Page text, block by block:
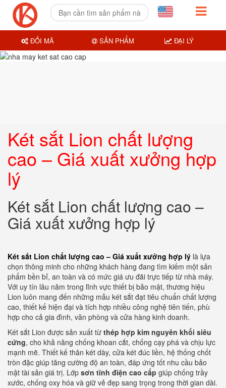
Két sắt Lion chất lượng
cao – Giá xuất xưởng hợp
lý
Két sắt Lion chất lượng cao –
Giá xuất xưởng hợp lý
Két sắt Lion chất lượng cao – Giá xuất xưởng hợp lý là lựa
chọn thông minh cho những khách hàng đang tìm kiếm một sản
phẩm bền bỉ, an toàn và có mức giá ưu đãi trực tiếp từ nhà máy.
Với uy tín lâu năm trong lĩnh vực thiết bị bảo mật, thương hiệu
Lion luôn mang đến những mẫu két sắt đạt tiêu chuẩn chất lượng
cao, thiết kế hiện đại và tích hợp nhiều công nghệ tiên tiến, phù
hợp cho cả gia đình, văn phòng và cửa hàng kinh doanh.
Két sắt Lion được sản xuất từ thép hợp kim nguyên khối siêu
cứng, cho khả năng chống khoan cắt, chống cạy phá và chịu lực
mạnh mẽ. Thiết kế thân két dày, cửa két đúc liền, hệ thống chốt
tròn đặc giúp tăng cường độ an toàn, đáp ứng tốt nhu cầu bảo
mật tài sản giá trị. Lớp sơn tĩnh điện cao cấp giúp chống trầy
xước, chống oxy hóa và giữ vẻ đẹp sang trọng trong thời gian dài.
ĐỔI MÃ SẢN PHẨM ĐẠI LÝ